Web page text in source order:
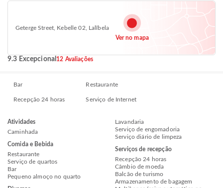
Geterge Street, Kebelle 02, Lalībela
Ver no mapa
9.3 Excepcional 12 Avaliações
Bar Restaurante
Recepção 24 horas Serviço de Internet
Atividades
Caminhada
Comida e Bebida
Restaurante
Serviço de quartos
Bar
Pequeno almoço no quarto
Lavandaria
Serviço de engomadoria
Serviço diário de limpeza
Serviços de recepção
Recepção 24 horas
Câmbio de moeda
Balcão de turismo
Armazenamento de bagagem